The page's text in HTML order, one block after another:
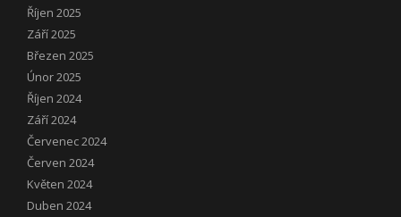
Říjen 2025
Září 2025
Březen 2025
Únor 2025
Říjen 2024
Září 2024
Červenec 2024
Červen 2024
Květen 2024
Duben 2024